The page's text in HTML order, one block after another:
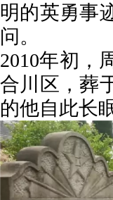
明的英勇事
问。
2010年初，
合川区，葬
的他自此长